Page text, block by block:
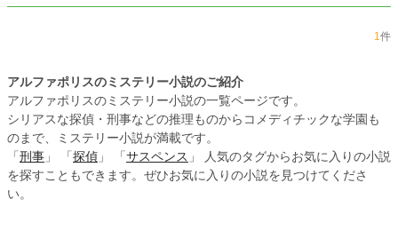
1件
アルファポリスのミステリー小説のご紹介
アルファポリスのミステリー小説の一覧ページです。
シリアスな探偵・刑事などの推理ものからコメディチックな学園も
のまで、ミステリー小説が満載です。
「 刑事 」 「 探偵 」 「 サスペンス 」 人気のタグからお気に入りの小説
を探すこともできます。ぜひお気に入りの小説を見つけてくださ
い。